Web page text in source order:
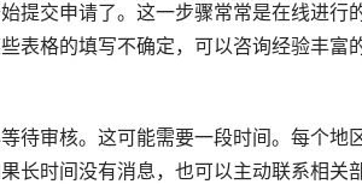
提交申请了。这一步骤常常是在线进行
表格的填写不确定，可以咨询经验丰富
待审核。这可能需要一段时间。每个地
长时间没有消息，也可以主动联系相关